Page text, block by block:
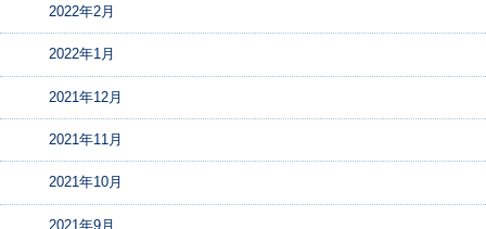
2022年2月
2022年1月
2021年12月
2021年11月
2021年10月
2021年9月